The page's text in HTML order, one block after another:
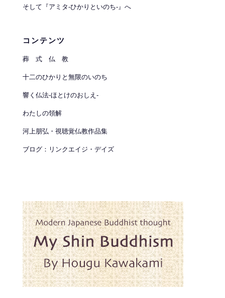
そして『アミタ-ひかりといのち-』へ
コンテンツ
葬 式 仏 教
十二のひかりと無限のいのち
響く仏法-ほとけのおしえ-
わたしの領解
河上朋弘・視聴覚仏教作品集
ブログ：リンクエイジ・デイズ